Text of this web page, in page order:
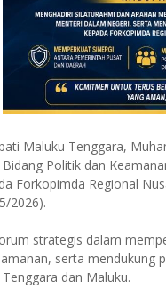
Maluku Tenggara,
Politik dan
Forkopimda Regional
2026).
strategis dalam
serta mendukung
dan Maluku.